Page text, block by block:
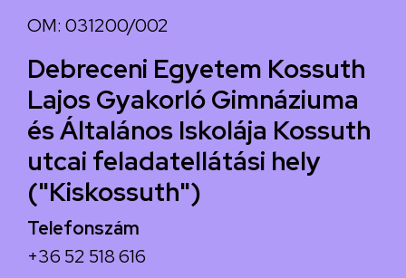
OM: 031200/002
Debreceni Egyetem Kossuth
Lajos Gyakorló Gimnáziuma
és Általános Iskolája Kossuth
utcai feladatellátási hely
("Kiskossuth")
Telefonszám
+36 52 518 616